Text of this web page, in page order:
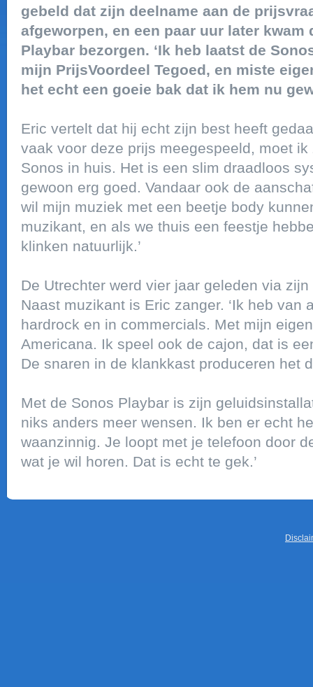
gebeld dat zijn deelname aan de
afgeworpen, en een paar uur later
Playbar bezorgen. ‘Ik heb laatst de
mijn PrijsVoordeel Tegoed, en miste
het echt een goeie bak dat ik hem nu
Eric vertelt dat hij echt zijn best heeft
vaak voor deze prijs meegespeeld, moet
Sonos in huis. Het is een slim draadloos
gewoon erg goed. Vandaar ook de
wil mijn muziek met een beetje body
muzikant, en als we thuis een feestje
klinken natuurlijk.’
De Utrechter werd vier jaar geleden via
Naast muzikant is Eric zanger. ‘Ik heb van
hardrock en in commercials. Met mijn
Americana. Ik speel ook de cajon, dat is
De snaren in de klankkast produceren het
Met de Sonos Playbar is zijn
niks anders meer wensen. Ik ben er echt
waanzinnig. Je loopt met je telefoon door
wat je wil horen. Dat is echt te gek.’